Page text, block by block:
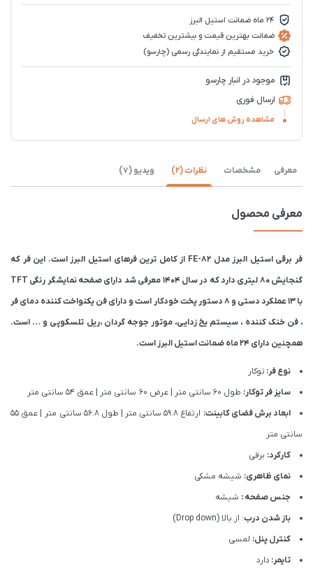
24 ماه ضمانت استیل البرز
ضمانت بهترین قیمت و بیشترین تخفیف
خرید مستقیم از نمایندگی رسمی (چارسو)
موجود در انبار چارسو
ارسال فوری
مشاهده روش های ارسال
معرفی مشخصات نظرات (2) ویدیو (7)
معرفی محصول
فر برقی استیل البرز مدل FE-82 از کامل ترین فرهای استیل البرز است. این فر که
گنجایش ۸۰ لیتری دارد که در سال 1404 معرفی شد دارای صفحه نمایشگر رنگی TFT
با 13 عملکرد دستی و 8 دستور پخت خودکار است و دارای فن یکنواخت کننده دمای فر
، فن خنک کننده ، سیستم یخ زدایی، موتور جوجه گردان ،ریل تلسکوپی و … است.
همچنین دارای ۲۴ ماه ضمانت استیل البرز است.
نوع فر: توکار
سایز فر توکار: طول 60 سانتی متر | عرض 60 سانتی متر | عمق 54 سانتی متر
ابعاد برش فضای کابینت:
ارتفاع 59.8 سانتی متر | طول 56.8 سانتی متر | عمق 55
سانتی متر
کارکرد: برقی
نمای ظاهری: شیشه مشکی
جنس صفحه : شیشه
باز شدن درب: از بالا (Drop down)
کنترل پنل: لمسی
تایمر: دارد